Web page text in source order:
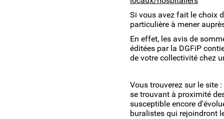
Si vous avez fait le choix
particulière à mener
En effet, les avis de
éditées par la DGFiP
de votre collectivité chez
Vous trouverez sur le site :
se trouvant à proximité
susceptible encore
buralistes qui rejoindront